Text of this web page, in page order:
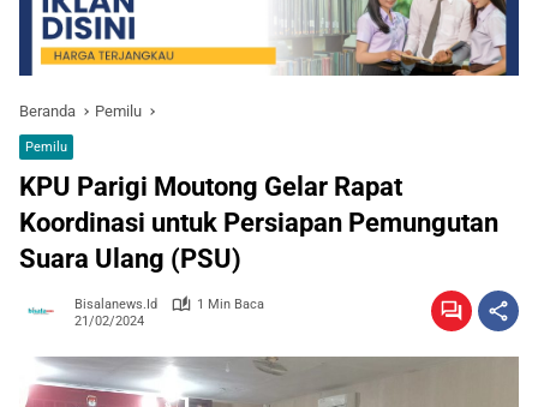
Beranda Pemilu
Pemilu
KPU Parigi Moutong Gelar Rapat
Koordinasi untuk Persiapan Pemungutan
Suara Ulang (PSU)
Bisalanews.id
1 Min Baca
21/02/2024